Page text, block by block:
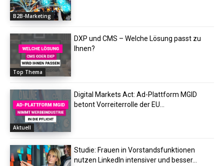
B2B-Marketing
Top Thema
DXP und CMS – Welche Lösung passt zu
Ihnen?
Aktuell
Digital Markets Act: Ad-Plattform MGID
betont Vorreiterrolle der EU...
Studie: Frauen in Vorstandsfunktionen
nutzen LinkedIn intensiver und besser...